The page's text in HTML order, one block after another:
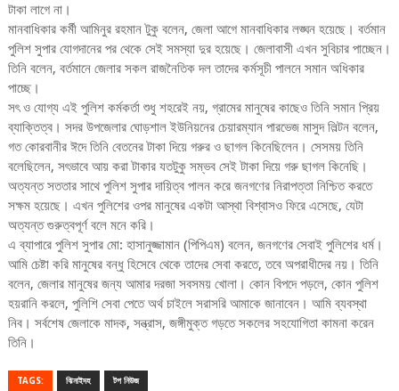
টাকা লাগে না।
মানবাধিকার কর্মী আমিনুর রহমান টুকু বলেন, জেলা আগে মানবাধিকার লঙ্ঘন হয়েছে। বর্তমান
পুলিশ সুপার যোগদানের পর থেকে সেই সমস্যা দুর হয়েছে। জেলাবাসী এখন সুবিচার পাচ্ছেন।
তিনি বলেন, বর্তমানে জেলার সকল রাজনৈতিক দল তাদের কর্মসূচী পালনে সমান অধিকার
পাচ্ছে।
সৎ ও যোগ্য এই পুলিশ কর্মকর্তা শুধু শহরেই নয়, গ্রামের মানুষের কাছেও তিনি সমান প্রিয়
ব্যাক্তিত্ব। সদর উপজেলার ঘোড়শাল ইউনিয়নের চেয়ারম্যান পারভেজ মাসুদ লিল্টন বলেন,
গত কোরবানীর ঈদে তিনি বেতনের টাকা দিয়ে গরুর ও ছাগল কিনেছিলেন। সেসময় তিনি
বলেছিলেন, সৎভাবে আয় করা টাকার যতটুকু সম্ভব সেই টাকা দিয়ে গরু ছাগল কিনেছি।
অত্যন্ত সততার সাথে পুলিশ সুপার দায়িত্ব পালন করে জনগণের নিরাপত্তা নিশ্চিত করতে
সক্ষম হয়েছে। এখন পুলিশের ওপর মানুষের একটা আস্থা বিশ্বাসও ফিরে এসেছে, যেটা
অত্যন্ত গুরুত্বপূর্ণ বলে মনে করি।
এ ব্যাপারে পুলিশ সুপার মো: হাসানুজ্জামান (পিপিএম) বলেন, জনগণের সেবাই পুলিশের ধর্ম।
আমি চেষ্টা করি মানুষের বন্ধু হিসেবে থেকে তাদের সেবা করতে, তবে অপরাধীদের নয়। তিনি
বলেন, জেলার মানুষের জন্য আমার দরজা সবসময় খোলা। কোন বিপদে পড়লে, কোন পুলিশ
হয়রানি করলে, পুলিশি সেবা পেতে অর্থ চাইলে সরাসরি আমাকে জানাবেন। আমি ব্যবস্থা
নিব। সর্বশেষ জেলাকে মাদক, সন্ত্রাস, জঙ্গীমুক্ত গড়তে সকলের সহযোগিতা কামনা করেন
তিনি।
TAGS: ঝিনাইদহ টপ নিউজ